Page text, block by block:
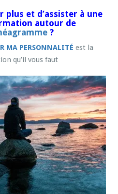
plus et d’assister à une
autour de
?
MA PERSONNALITÉ est la
qu’il vous faut